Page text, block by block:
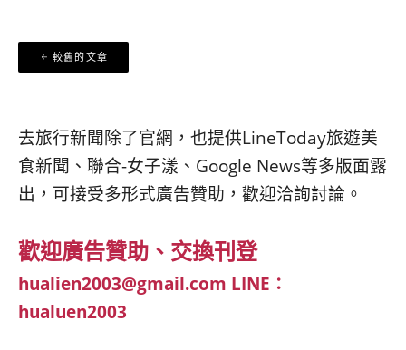
文
章
覽
較舊的文章
去旅行新聞除了官網，也提供LineToday旅遊美
食新聞、聯合-女子漾、Google News等多版面露
出，可接受多形式廣告贊助，歡迎洽詢討論。
歡迎廣告贊助、交換刊登
hualien2003@gmail.com LINE：
hualuen2003